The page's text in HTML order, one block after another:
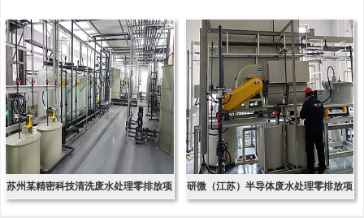
苏州某精密科技清洗废水处理零排放项 研微（江苏）半导体废水处理零排放项